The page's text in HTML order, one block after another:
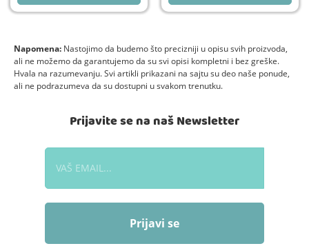
Napomena: Nastojimo da budemo što precizniji u opisu svih proizvoda,
ali ne možemo da garantujemo da su svi opisi kompletni i bez greške.
Hvala na razumevanju. Svi artikli prikazani na sajtu su deo naše ponude,
ali ne podrazumeva da su dostupni u svakom trenutku.
Prijavite se na naš Newsletter
Prijavi se